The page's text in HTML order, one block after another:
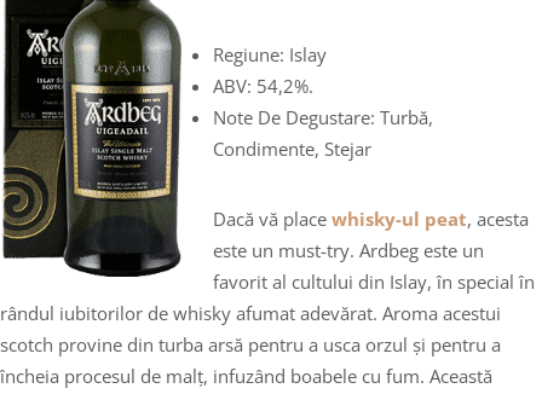
Regiune: Islay
ABV: 54,2%.
Note De Degustare: Turbă,
Condimente, Stejar
Dacă vă place whisky-ul peat, acesta
este un must-try. Ardbeg este un
favorit al cultului din Islay, în special în
rândul iubitorilor de whisky afumat adevărat. Aroma acestui
scotch provine din turba arsă pentru a usca orzul și pentru a
încheia procesul de malț, infuzând boabele cu fum. Această